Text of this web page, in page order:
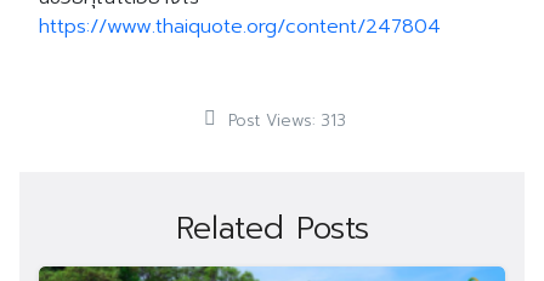
https://www.thaiquote.org/content/247804
Post Views: 313
Related Posts